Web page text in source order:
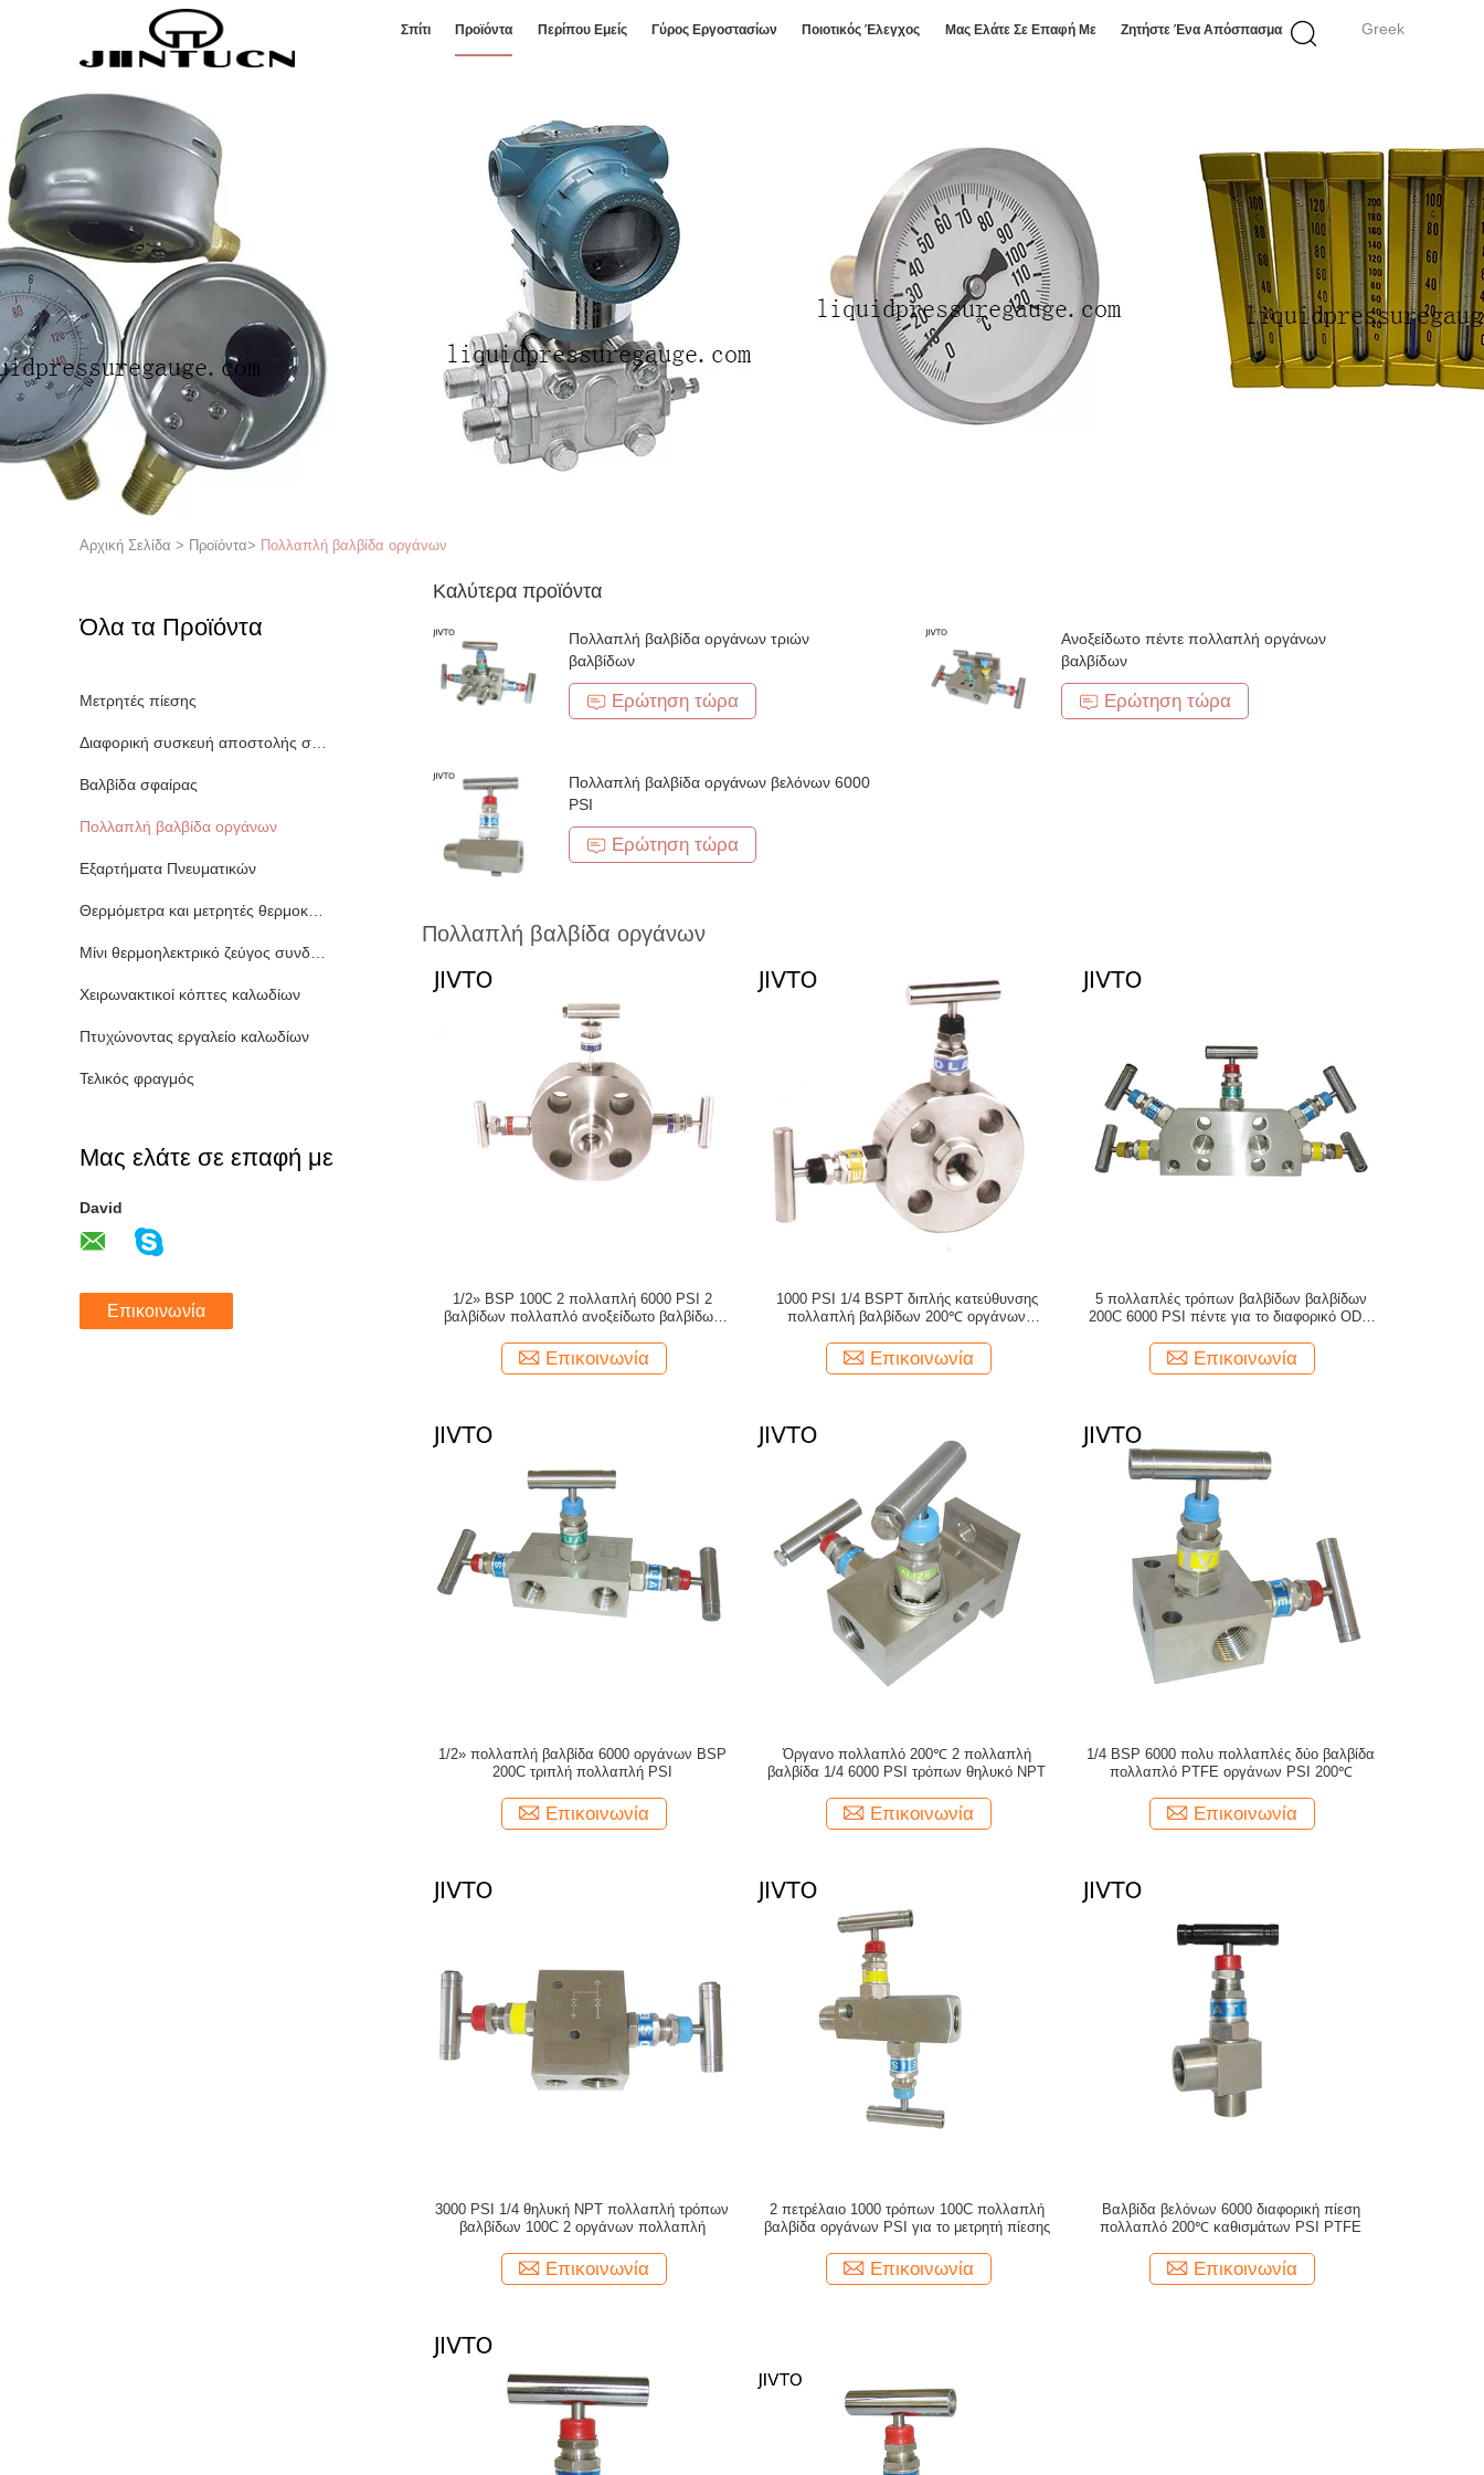
Greek
Σπίτι Προϊόντα Περίπου Εμείς Γύρος Εργοστασίων Ποιοτικός Έλεγχος Μας Ελάτε Σε Επαφή Με Ζητήστε Ένα Απόσπασμα
Αρχική Σελίδα > Προϊόντα> Πολλαπλή βαλβίδα οργάνων
Όλα τα Προϊόντα
Μετρητές πίεσης
Διαφορική συσκευή αποστολής σημάτων πίεσης
Βαλβίδα σφαίρας
Πολλαπλή βαλβίδα οργάνων
Εξαρτήματα Πνευματικών
Θερμόμετρα και μετρητές θερμοκρασίας
Μίνι θερμοηλεκτρικό ζεύγος συνδετήρων
Χειρωνακτικοί κόπτες καλωδίων
Πτυχώνοντας εργαλείο καλωδίων
Τελικός φραγμός
Μας ελάτε σε επαφή με
David
Επικοινωνία
Καλύτερα προϊόντα
Πολλαπλή βαλβίδα οργάνων τριών
βαλβίδων
Ερώτηση τώρα
Ανοξείδωτο πέντε πολλαπλή οργάνων
βαλβίδων
Ερώτηση τώρα
Πολλαπλή βαλβίδα οργάνων βελόνων 6000
PSI
Ερώτηση τώρα
Πολλαπλή βαλβίδα οργάνων
1/2» BSP 100C 2 πολλαπλή 6000 PSI 2
βαλβίδων πολλαπλό ανοξείδωτο βαλβίδων
Επικοινωνία
1000 PSI 1/4 BSPT διπλής κατεύθυνσης
πολλαπλή βαλβίδων 200℃ οργάνων
Επικοινωνία
5 πολλαπλές τρόπων βαλβίδων βαλβίδων
200C 6000 PSI πέντε για το διαφορικό ODM
Επικοινωνία
1/2» πολλαπλή βαλβίδα 6000 οργάνων BSP
200C τριπλή πολλαπλή PSI
Επικοινωνία
Όργανο πολλαπλό 200℃ 2 πολλαπλή
βαλβίδα 1/4 6000 PSI τρόπων θηλυκό NPT
Επικοινωνία
1/4 BSP 6000 πολυ πολλαπλές δύο βαλβίδα
πολλαπλό PTFE οργάνων PSI 200℃
Επικοινωνία
3000 PSI 1/4 θηλυκή NPT πολλαπλή τρόπων
βαλβίδων 100C 2 οργάνων πολλαπλή
Επικοινωνία
2 πετρέλαιο 1000 τρόπων 100C πολλαπλή
βαλβίδα οργάνων PSI για το μετρητή πίεσης
Επικοινωνία
Βαλβίδα βελόνων 6000 διαφορική πίεση
πολλαπλό 200℃ καθισμάτων PSI PTFE
Επικοινωνία